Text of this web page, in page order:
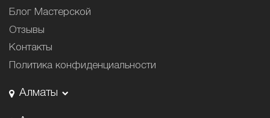
Блог Мастерской
Отзывы
Контакты
Политика конфиденциальности
Алматы